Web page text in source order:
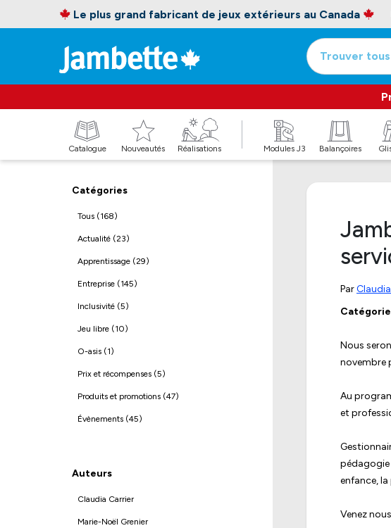
Le plus grand fabricant de jeux extérieurs au Canada
Trouver
Catalogue Nouveautés Réalisations Modules J3 Balançoires
Catégories
Tous (168)
Actualité (23)
Apprentissage (29)
Entreprise (145)
Inclusivité (5)
Jeu libre (10)
O-asis (1)
Prix et récompenses (5)
Produits et promotions (47)
Évènements (45)
Auteurs
Claudia Carrier
Marie-Noël Grenier
Par
Nous
novembre
Au
et
pédagogie
enfance,
Venez